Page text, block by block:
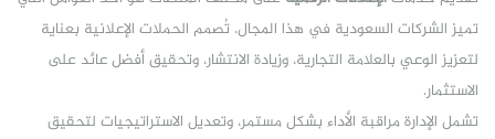
تميز الشركات السعودية في هذا المجال. تُصمم الحملات الإعلانية بعناية
لتعزيز الوعي بالعلامة التجارية، وزيادة الانتشار، وتحقيق أفضل عائد على
الاستثمار.
تشمل الإدارة مراقبة الأداء بشكل مستمر، وتعديل الاستراتيجيات لتحقيق